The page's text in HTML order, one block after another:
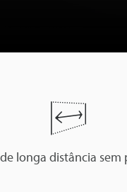
longa distância sem